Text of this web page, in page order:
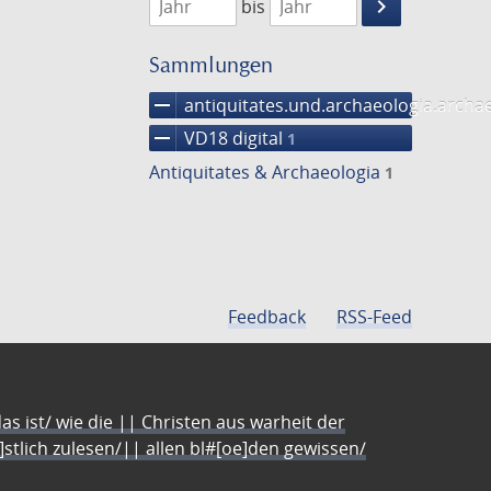
bis
keyboard_arrow_right
Suche
Sammlungen
remove
remove VD18 digital 1
Antiquitates & Archaeologia 1
Feedback RSS-Feed
ist/ wie die || Christen aus warheit der
zulesen/|| allen bl#[oe]den gewissen/